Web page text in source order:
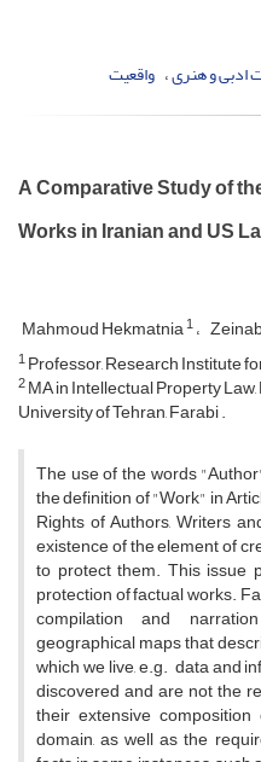
ادبی و هنری واقعیت
A Comparative Study of
Works in Iranian and US
Mahmoud Hekmatnia1
1Professor, Research Institute
2MA in Intellectual Property
University of Tehran, Farabi .
The use of the words
the definition of "Work" in
Rights of Authors, Writers
existence of the element of
to protect them. This issue
protection of factual works.
compilation and
geographical maps that
which we live, e.g. data and
discovered and are not the
their extensive
domain, as well as the